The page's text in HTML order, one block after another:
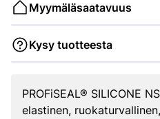
Myymäläsaatavuus
Kysy tuotteesta
PROFiSEAL® SILICONE
elastinen,